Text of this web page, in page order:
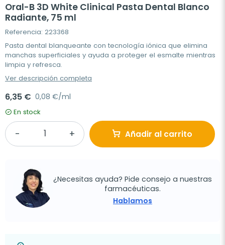
Oral-B 3D White Clinical Pasta Dental Blanco
Radiante, 75 ml
Referencia: 223368
Pasta dental blanqueante con tecnología iónica que elimina
manchas superficiales y ayuda a proteger el esmalte mientras
limpia y refresca.
Ver descripción completa
6,35 € 0,08 €/ml
En stock
Añadir al carrito
¿Necesitas ayuda? Pide consejo a nuestras
farmacéuticas.
Hablamos